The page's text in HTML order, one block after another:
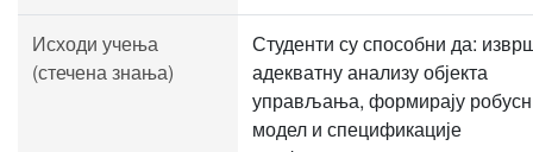
Исходи учења
(стечена знања)
Студенти су способни да:
адекватну анализу објекта
управљања, формирају
модел и спецификације